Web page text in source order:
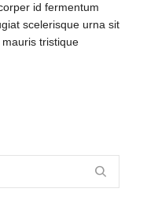
id fermentum
scelerisque urna sit
tristique